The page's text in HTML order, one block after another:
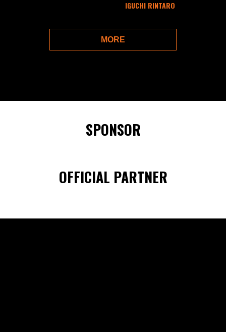
IGUCHI RINTARO
MORE
SPONSOR
OFFICIAL PARTNER